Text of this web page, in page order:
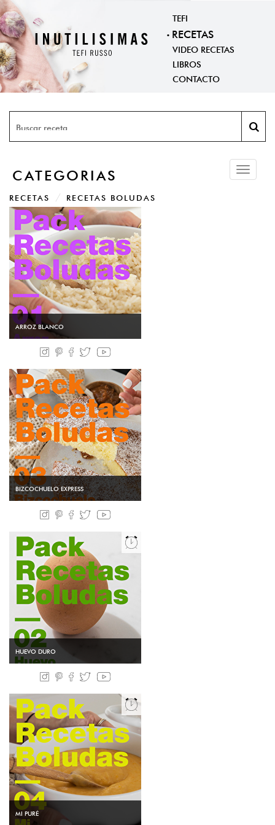
TEFI
RECETAS
VIDEO RECETAS
LIBROS
CONTACTO
Toggle
CATEGORIAS
RECETAS RECETAS BOLUDAS
ARROZ BLANCO
BIZCOCHUELO EXPRESS
HUEVO DURO
MI PURÉ